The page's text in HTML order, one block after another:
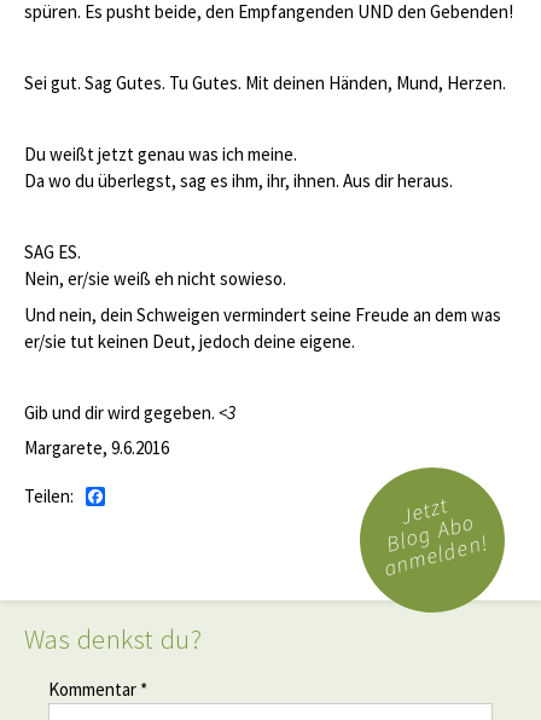
spüren. Es pusht beide, den Empfangenden UND den Gebenden!
Sei gut. Sag Gutes. Tu Gutes. Mit deinen Händen, Mund, Herzen.
Du weißt jetzt genau was ich meine.
Da wo du überlegst, sag es ihm, ihr, ihnen. Aus dir heraus.
SAG ES.
Nein, er/sie weiß eh nicht sowieso.
Und nein, dein Schweigen vermindert seine Freude an dem was
er/sie tut keinen Deut, jedoch deine eigene.
Gib und dir wird gegeben. <3
Margarete, 9.6.2016
Teilen: Jetzt
Blog Abo
anmelden!
Was denkst du?
Kommentar *